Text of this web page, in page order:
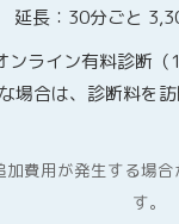
延長：30分ごと
ライン有料診断（
場合は、診断料を
費用が発生する場
す。